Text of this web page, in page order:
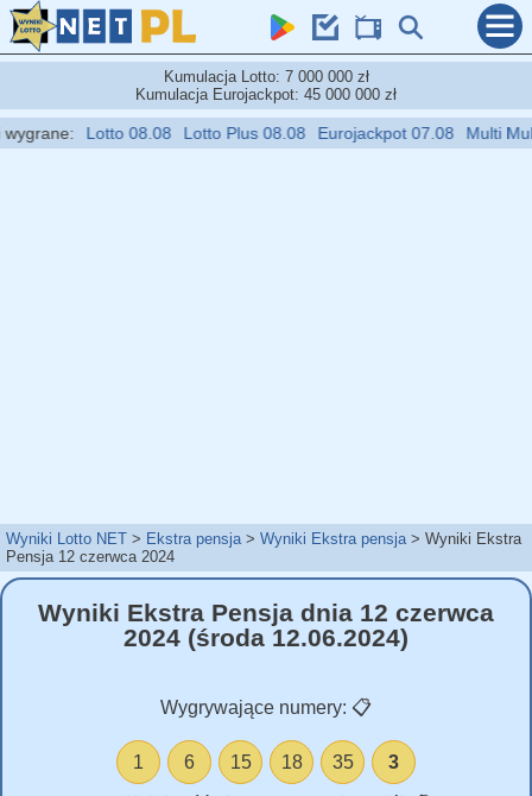
Kumulacja Lotto: 7 000 000 zł
Kumulacja Eurojackpot: 45 000 000 zł
Lotto 08.08 Lotto Plus 08.08 Eurojackpot 07.08 Multi Multi
Wyniki Lotto NET Ekstra pensja Wyniki Ekstra pensja
Wyniki Ekstra
Pensja 12 czerwca 2024
Wyniki Ekstra Pensja dnia 12 czerwca
2024 (środa 12.06.2024)
Wygrywające numery: 📋
1 6 15 18 35 3